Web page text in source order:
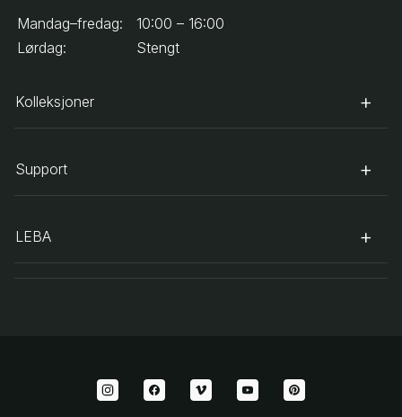
Mandag–fredag:
10:00 – 16:00
Lørdag:
Stengt
Kolleksjoner
Support
LEBA